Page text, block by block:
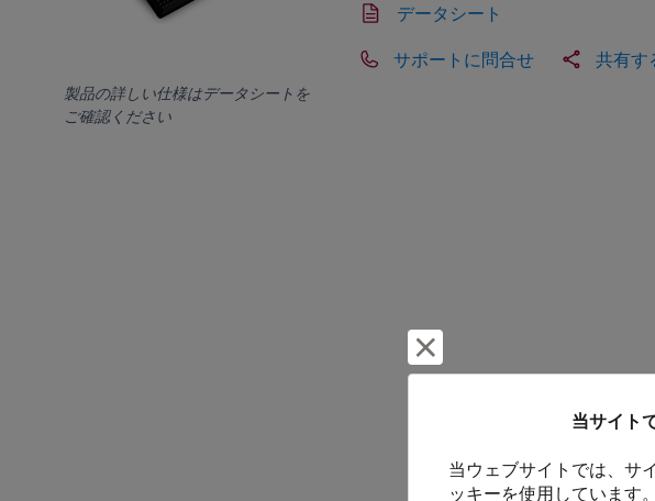
製品の詳しい仕様はデータシートを
ご確認ください
データシート
サポートに問合せ 共有す
当サイト
当ウェブサイトでは、サ
ッキーを使用しています